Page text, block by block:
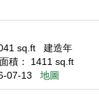
sq.ft
建造年
積： 1411 sq.ft
07-13
地圖